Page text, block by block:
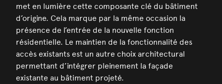
met en lumière cette composante clé du bâtiment
d’origine. Cela marque par la même occasion la
présence de l’entrée de la nouvelle fonction
résidentielle. Le maintien de la fonctionnalité des
accès existants est un autre choix architectural
permettant d’intégrer pleinement la façade
existante au bâtiment projeté.